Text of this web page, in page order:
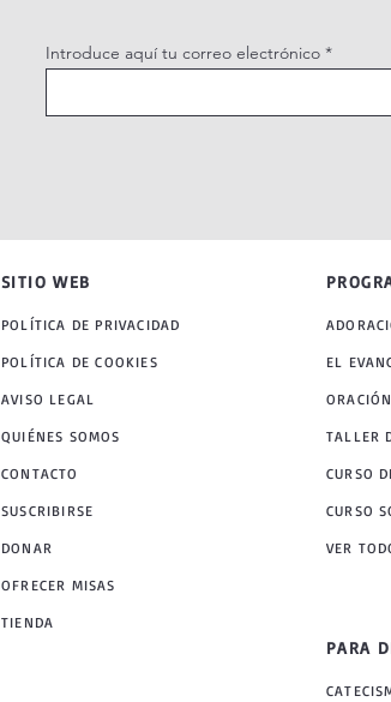
Introduce aquí tu correo electrónico
SITIO WEB
POLÍTICA DE PRIVACIDAD
POLÍTICA DE COOKIES
AVISO LEGAL
QUIÉNES SOMOS
CONTACTO
SUSCRIBIRSE
DONAR
EL
TALLER
CURSO
CURSO
VER
OFRECER MISAS
TIENDA
PARA